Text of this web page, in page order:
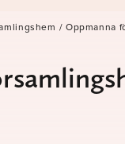
/ Oppmanna